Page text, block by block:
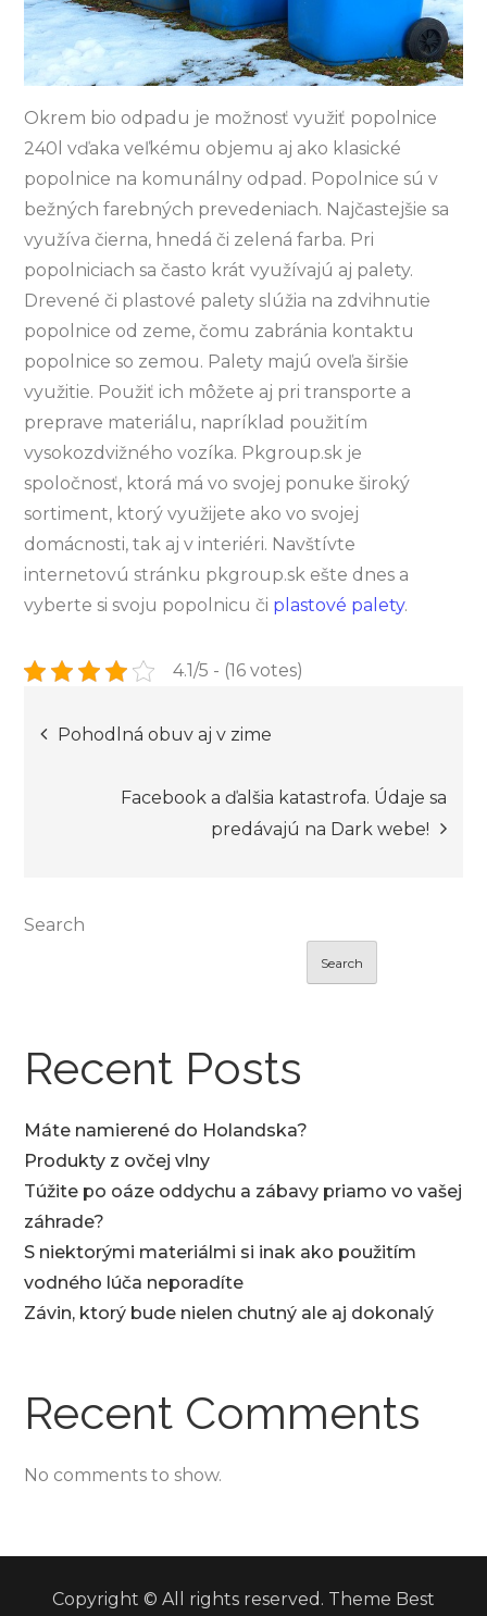
Okrem bio odpadu je možnosť využiť popolnice
240l vďaka veľkému objemu aj ako klasické
popolnice na komunálny odpad. Popolnice sú v
bežných farebných prevedeniach. Najčastejšie sa
využíva čierna, hnedá či zelená farba. Pri
popolniciach sa často krát využívajú aj palety.
Drevené či plastové palety slúžia na zdvihnutie
popolnice od zeme, čomu zabránia kontaktu
popolnice so zemou. Palety majú oveľa širšie
využitie. Použiť ich môžete aj pri transporte a
preprave materiálu, napríklad použitím
vysokozdvižného vozíka. Pkgroup.sk je
spoločnosť, ktorá má vo svojej ponuke široký
sortiment, ktorý využijete ako vo svojej
domácnosti, tak aj v interiéri. Navštívte
internetovú stránku pkgroup.sk ešte dnes a
vyberte si svoju popolnicu či plastové palety.
4.1/5 - (16 votes)
Post
navigation
Pohodlná obuv aj v zime
Facebook a ďalšia katastrofa. Údaje sa
predávajú na Dark webe!
Search
Search
Recent Posts
Máte namierené do Holandska?
Produkty z ovčej vlny
Túžite po oáze oddychu a zábavy priamo vo vašej
záhrade?
S niektorými materiálmi si inak ako použitím
vodného lúča neporadíte
Závin, ktorý bude nielen chutný ale aj dokonalý
Recent Comments
No comments to show.
Copyright © All rights reserved. Theme Best